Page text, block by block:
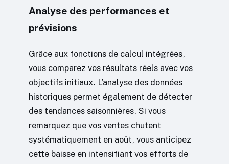
Analyse des performances et
prévisions
Grâce aux fonctions de calcul intégrées,
vous comparez vos résultats réels avec vos
objectifs initiaux. L’analyse des données
historiques permet également de détecter
des tendances saisonnières. Si vous
remarquez que vos ventes chutent
systématiquement en août, vous anticipez
cette baisse en intensifiant vos efforts de